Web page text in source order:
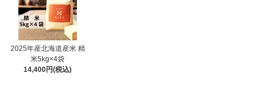
2025年産北海道産米 精
米5kg×4袋
14,400円(税込)